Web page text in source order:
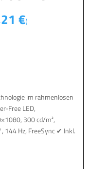
€)
im rahmenlosen
Free LED,
300 cd/m²,
144 Hz, FreeSync ✔ Inkl.